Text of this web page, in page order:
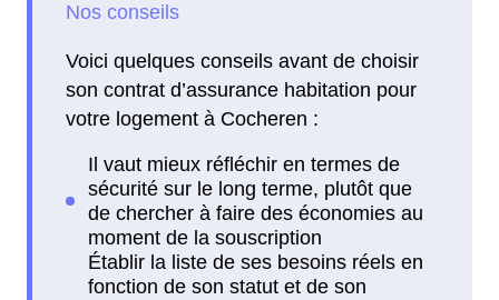
Voici quelques conseils avant de choisir
son contrat d’assurance habitation pour
votre logement à Cocheren :